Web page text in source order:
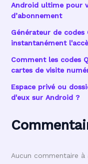
Android ultime pour
d’abonnement
Générateur de codes
instantanément
Comment les codes
cartes de visite
Espace privé ou
d'eux sur Android ?
Aucun commentaire à